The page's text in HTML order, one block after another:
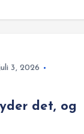
3, 2026
det, og